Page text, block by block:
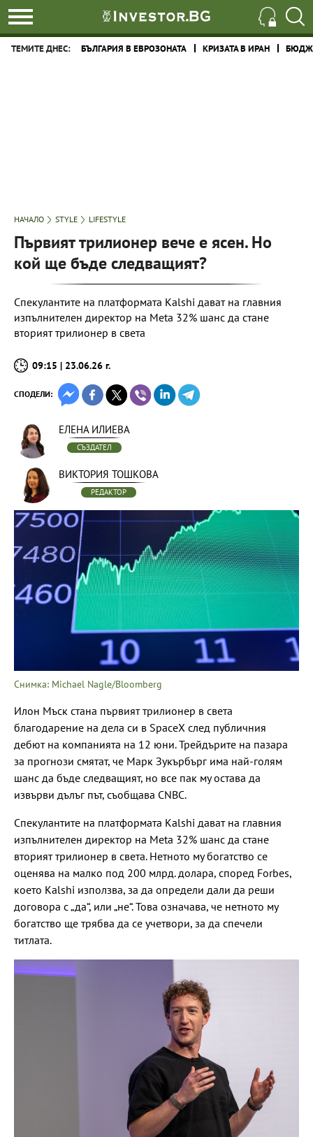
ТЕМИТЕ ДНЕС: БЪЛГАРИЯ В ЕВРОЗОНАТА КРИЗАТА В ИРАН
НАЧАЛО STYLE LIFESTYLE
Първият трилионер вече е ясен. Но
кой ще бъде следващият?
Спекулантите на платформата Kalshi дават на главния
изпълнителен директор на Meta 32% шанс да стане
вторият трилионер в света
09:15 | 23.06.26 г.
СПОДЕЛИ:
ЕЛЕНА ИЛИЕВА
СЪЗДАТЕЛ
ВИКТОРИЯ ТОШКОВА
РЕДАКТОР
Снимка: Michael Nagle/Bloomberg
Илон Мъск стана първият трилионер в света
благодарение на дела си в SpaceX след публичния
дебют на компанията на 12 юни. Трейдърите на пазара
за прогнози смятат, че Марк Зукърбърг има най-голям
шанс да бъде следващият, но все пак му остава да
извърви дълъг път, съобщава CNBC.
Спекулантите на платформата Kalshi дават на главния
изпълнителен директор на Meta 32% шанс да стане
вторият трилионер в света. Нетното му богатство се
оценява на малко под 200 млрд. долара, според Forbes,
което Kalshi използва, за да определи дали да реши
договора с „да“, или „не“. Това означава, че нетното му
богатство ще трябва да се учетвори, за да спечели
титлата.